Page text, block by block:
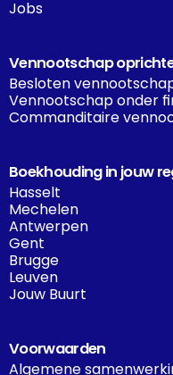
Jobs
Vennootschap
Besloten
Vennootschap onder
Commanditaire
Boekhouding in jouw
Hasselt
Mechelen
Antwerpen
Gent
Brugge
Leuven
Jouw Buurt
Voorwaarden
Algemene